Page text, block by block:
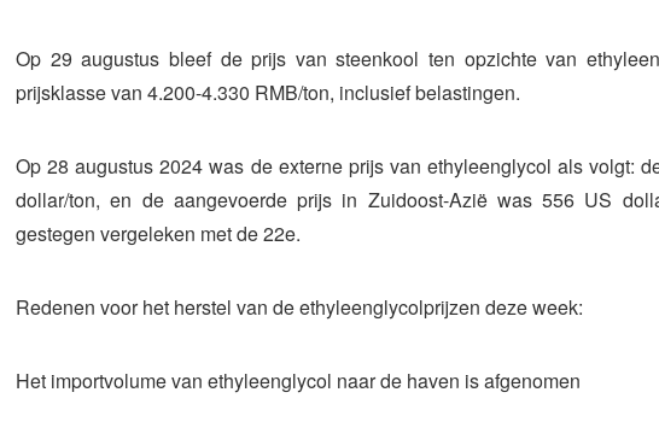
Op 29 augustus bleef de prijs van steenkool ten opzichte van
prijsklasse van 4.200-4.330 RMB/ton, inclusief belastingen.
Op 28 augustus 2024 was de externe prijs van ethyleenglycol als volgt:
dollar/ton, en de aangevoerde prijs in Zuidoost-Azië was 556 US
gestegen vergeleken met de 22e.
Redenen voor het herstel van de ethyleenglycolprijzen deze week:
Het importvolume van ethyleenglycol naar de haven is afgenomen